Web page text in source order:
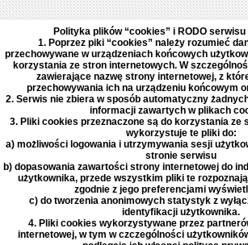
Polityka plików “cookies” i RODO
1. Poprzez piki “cookies” należy rozumieć
przechowywane w urządzeniach końcowych
korzystania ze stron internetowych. W
zawierające nazwę strony internetowej, z
przechowywania ich na urządzeniu końcowym
2. Serwis nie zbiera w sposób automatyczny
informacji zawartych w plikach
3. Pliki cookies przeznaczone są do korzystania ze
wykorzystuje te pliki do:
a) możliwości logowania i utrzymywania sesji
stronie serwisu
b) dopasowania zawartości strony internetowej do
użytkownika, przede wszystkim pliki te
zgodnie z jego preferencjami
c) do tworzenia anonimowych statystyk z
identyfikacji użytkownika.
4. Pliki cookies wykorzystywane przez
internetowej, w tym w czczególności